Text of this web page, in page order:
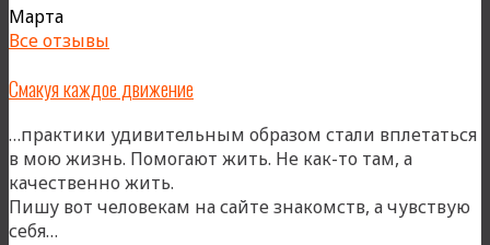
Марта
Все отзывы
Смакуя каждое движение
…практики удивительным образом стали вплетаться
в мою жизнь. Помогают жить. Не как-то там, а
качественно жить.
Пишу вот человекам на сайте знакомств, а чувствую
себя…